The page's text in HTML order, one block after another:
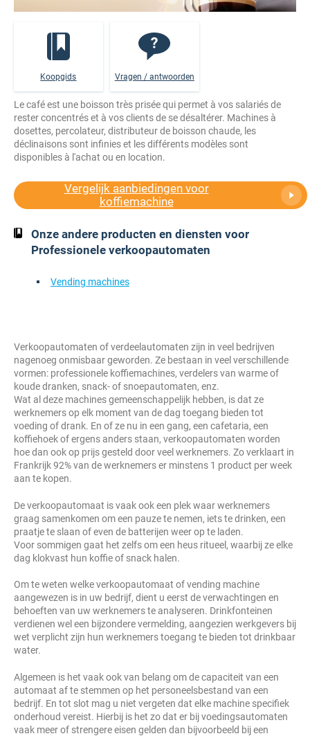
Koopgids Vragen / antwoorden
Le café est une boisson très prisée qui permet à vos salariés de
rester concentrés et à vos clients de se désaltérer. Machines à
dosettes, percolateur, distributeur de boisson chaude, les
déclinaisons sont infinies et les différents modèles sont
disponibles à l'achat ou en location.
Vergelijk aanbiedingen voor
koffiemachine
Onze andere producten en diensten voor
Professionele verkoopautomaten
Vending machines
Verkoopautomaten of verdeelautomaten zijn in veel bedrijven
nagenoeg onmisbaar geworden. Ze bestaan in veel verschillende
vormen: professionele koffiemachines, verdelers van warme of
koude dranken, snack- of snoepautomaten, enz.
Wat al deze machines gemeenschappelijk hebben, is dat ze
werknemers op elk moment van de dag toegang bieden tot
voeding of drank. En of ze nu in een gang, een cafetaria, een
koffiehoek of ergens anders staan, verkoopautomaten worden
hoe dan ook op prijs gesteld door veel werknemers. Zo verklaart in
Frankrijk 92% van de werknemers er minstens 1 product per week
aan te kopen.
De verkoopautomaat is vaak ook een plek waar werknemers
graag samenkomen om een pauze te nemen, iets te drinken, een
praatje te slaan of even de batterijen weer op te laden.
Voor sommigen gaat het zelfs om een heus ritueel, waarbij ze elke
dag klokvast hun koffie of snack halen.
Om te weten welke verkoopautomaat of vending machine
aangewezen is in uw bedrijf, dient u eerst de verwachtingen en
behoeften van uw werknemers te analyseren. Drinkfonteinen
verdienen wel een bijzondere vermelding, aangezien werkgevers bij
wet verplicht zijn hun werknemers toegang te bieden tot drinkbaar
water.
Algemeen is het vaak ook van belang om de capaciteit van een
automaat af te stemmen op het personeelsbestand van een
bedrijf. En tot slot mag u niet vergeten dat elke machine specifiek
onderhoud vereist. Hierbij is het zo dat er bij voedingsautomaten
vaak meer of strengere eisen gelden dan bijvoorbeeld bij een